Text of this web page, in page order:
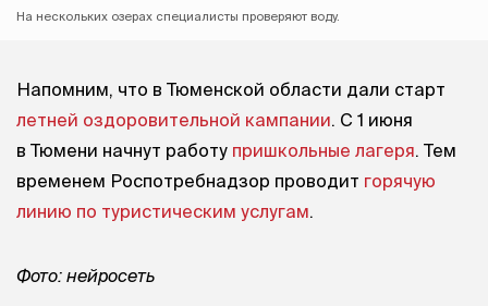
На нескольких озерах специалисты проверяют воду.
Напомним, что в Тюменской области дали старт
летней оздоровительной кампании. С 1 июня
в Тюмени начнут работу пришкольные лагеря. Тем
временем Роспотребнадзор проводит горячую
линию по туристическим услугам.
Фото: нейросеть